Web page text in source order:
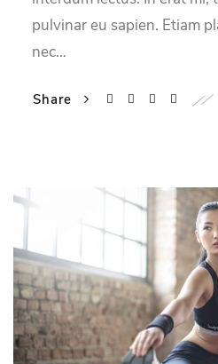
pulvinar eu sapien. Etiam
nec…
Share